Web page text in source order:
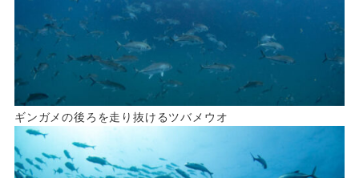
ギンガメの後ろを走り抜けるツバメウオ